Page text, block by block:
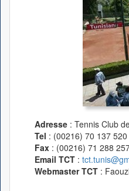
Adresse : Tennis Club
Tel : (00216) 70 137
Fax : (00216) 71 288
Email TCT :
Webmaster TCT :